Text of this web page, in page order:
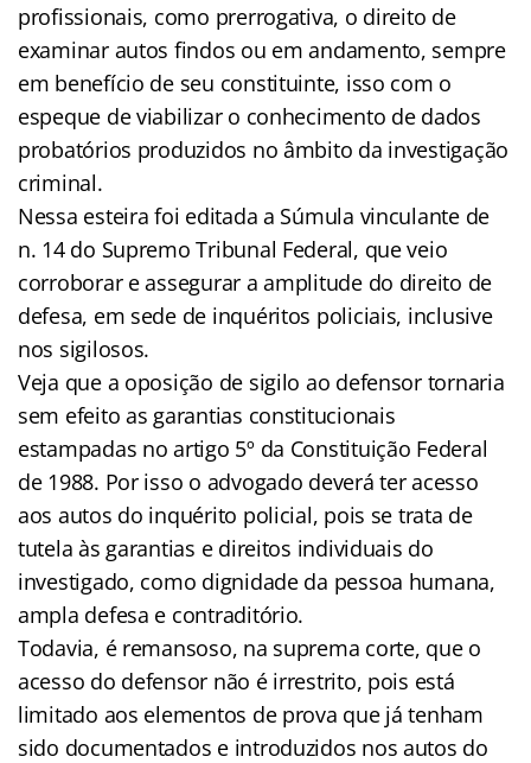
profissionais, como prerrogativa, o direito de
examinar autos findos ou em andamento, sempre
em benefício de seu constituinte, isso com o
espeque de viabilizar o conhecimento de dados
probatórios produzidos no âmbito da investigação
criminal.
Nessa esteira foi editada a Súmula vinculante de
n. 14 do Supremo Tribunal Federal, que veio
corroborar e assegurar a amplitude do direito de
defesa, em sede de inquéritos policiais, inclusive
nos sigilosos.
Veja que a oposição de sigilo ao defensor tornaria
sem efeito as garantias constitucionais
estampadas no artigo 5º da Constituição Federal
de 1988. Por isso o advogado deverá ter acesso
aos autos do inquérito policial, pois se trata de
tutela às garantias e direitos individuais do
investigado, como dignidade da pessoa humana,
ampla defesa e contraditório.
Todavia, é remansoso, na suprema corte, que o
acesso do defensor não é irrestrito, pois está
limitado aos elementos de prova que já tenham
sido documentados e introduzidos nos autos do